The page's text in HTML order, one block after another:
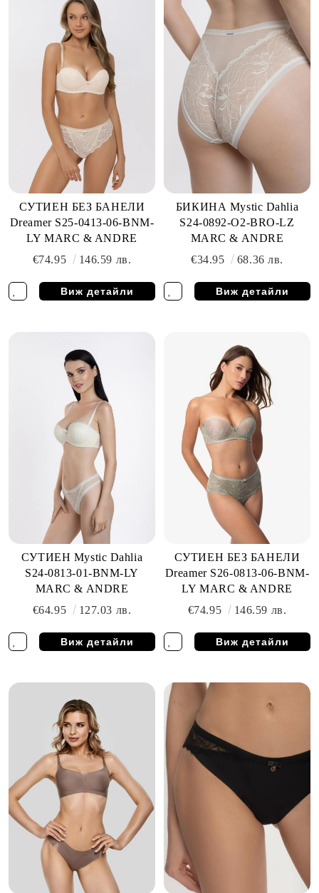
СУТИЕН БЕЗ БАНЕЛИ
Dreamer S25-0413-06-BNM-
LY MARC & ANDRE
€74.95
146.59 лв.
Виж детайли
БИКИНА Mystic Dahlia
S24-0892-O2-BRO-LZ
MARC & ANDRE
€34.95
68.36 лв.
Виж детайли
СУТИЕН Mystic Dahlia
S24-0813-01-BNM-LY
MARC & ANDRE
€64.95
127.03 лв.
Виж детайли
СУТИЕН БЕЗ БАНЕЛИ
Dreamer S26-0813-06-BNM-
LY MARC & ANDRE
€74.95
146.59 лв.
Виж детайли